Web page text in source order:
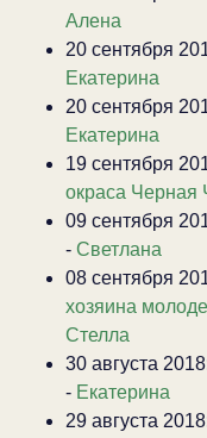
Алена
20 сентября
Екатерина
20 сентября
Екатерина
19 сентября
окраса Черная
09 сентября
- Светлана
08 сентября
хозяина
Стелла
30 августа
- Екатерина
29 августа